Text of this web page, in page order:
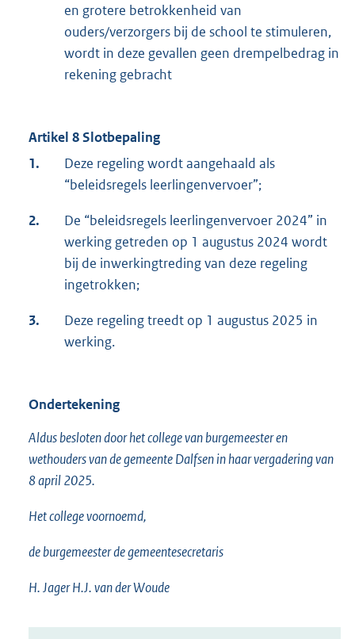
en grotere betrokkenheid van
ouders/verzorgers bij de school te stimuleren,
wordt in deze gevallen geen drempelbedrag in
rekening gebracht
Artikel 8 Slotbepaling
1.
Deze regeling wordt aangehaald als
“beleidsregels leerlingenvervoer”;
2.
De “beleidsregels leerlingenvervoer 2024” in
werking getreden op 1 augustus 2024 wordt
bij de inwerkingtreding van deze regeling
ingetrokken;
3.
Deze regeling treedt op 1 augustus 2025 in
werking.
Ondertekening
Aldus besloten door het college van burgemeester en
wethouders van de gemeente Dalfsen in haar vergadering van
8 april 2025.
Het college voornoemd,
de burgemeester de gemeentesecretaris
H. Jager H.J. van der Woude